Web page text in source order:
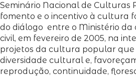
Seminário Nacional de Culturas
fomento e o incentivo à cultura
do diálogo entre o Ministério da
civil, em fevereiro de 2005, na
projetos da cultura popular que
diversidade cultural e,
reprodução, continuidade,